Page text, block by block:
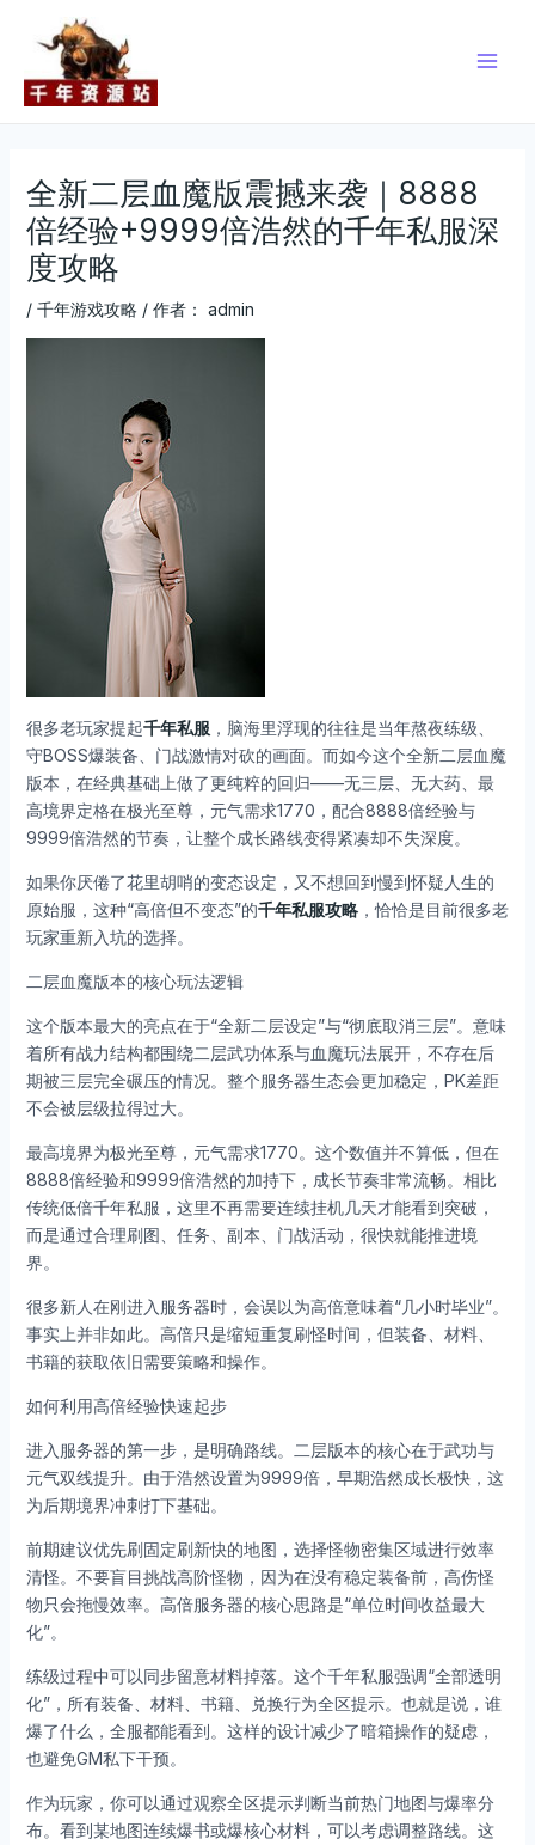
全新二层血魔版震撼来袭｜8888
倍经验+9999倍浩然的千年私服深
度攻略
/ 千年游戏攻略/ 作者： admin
很多老玩家提起千年私服 ，脑海里浮现的往往是当年熬夜练级、
守BOSS爆装备、门战激情对砍的画面。而如今这个全新二层血魔
版本，在经典基础上做了更纯粹的回归——无三层、无大药、最
高境界定格在极光至尊，元气需求1770，配合8888倍经验与
9999倍浩然的节奏，让整个成长路线变得紧凑却不失深度。
如果你厌倦了花里胡哨的变态设定，又不想回到慢到怀疑人生的
原始服，这种“高倍但不变态”的千年私服攻略，恰恰是目前很多老
玩家重新入坑的选择。
二层血魔版本的核心玩法逻辑
这个版本最大的亮点在于“全新二层设定”与“彻底取消三层”。意味
着所有战力结构都围绕二层武功体系与血魔玩法展开，不存在后
期被三层完全碾压的情况。整个服务器生态会更加稳定，PK差距
不会被层级拉得过大。
最高境界为极光至尊，元气需求1770。这个数值并不算低，但在
8888倍经验和9999倍浩然的加持下，成长节奏非常流畅。相比
传统低倍千年私服，这里不再需要连续挂机几天才能看到突破，
而是通过合理刷图、任务、副本、门战活动，很快就能推进境
界。
很多新人在刚进入服务器时，会误以为高倍意味着“几小时毕业”。
事实上并非如此。高倍只是缩短重复刷怪时间，但装备、材料、
书籍的获取依旧需要策略和操作。
如何利用高倍经验快速起步
进入服务器的第一步，是明确路线。二层版本的核心在于武功与
元气双线提升。由于浩然设置为9999倍，早期浩然成长极快，这
为后期境界冲刺打下基础。
前期建议优先刷固定刷新快的地图，选择怪物密集区域进行效率
清怪。不要盲目挑战高阶怪物，因为在没有稳定装备前，高伤怪
物只会拖慢效率。高倍服务器的核心思路是“单位时间收益最大
化”。
练级过程中可以同步留意材料掉落。这个千年私服强调“全部透明
化”，所有装备、材料、书籍、兑换行为全区提示。也就是说，谁
爆了什么，全服都能看到。这样的设计减少了暗箱操作的疑虑，
也避免GM私下干预。
作为玩家，你可以通过观察全区提示判断当前热门地图与爆率分
布。看到某地图连续爆书或爆核心材料，可以考虑调整路线。这
navigation